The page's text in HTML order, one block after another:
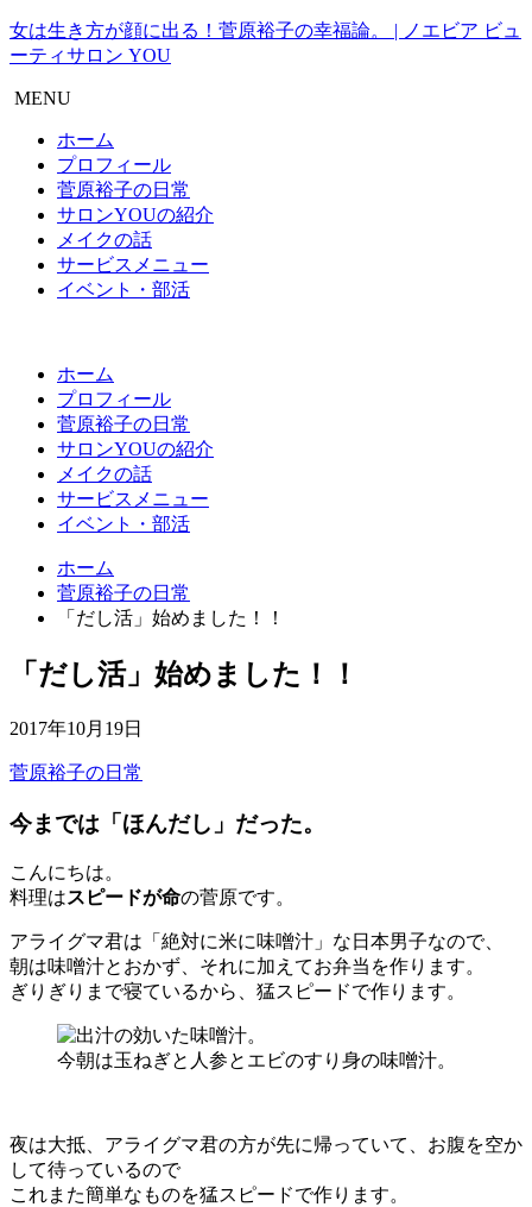
女は生き方が顔に出る！菅原裕子の幸福論。 | ノエビア ビュ
ーティサロン YOU
MENU
ホーム
プロフィール
菅原裕子の日常
サロンYOUの紹介
メイクの話
サービスメニュー
イベント・部活
ホーム
プロフィール
菅原裕子の日常
サロンYOUの紹介
メイクの話
サービスメニュー
イベント・部活
ホーム
菅原裕子の日常
「だし活」始めました！！
「だし活」始めました！！
2017年10月19日
菅原裕子の日常
今までは「ほんだし」だった。
こんにちは。
料理はスピードが命の菅原です。
アライグマ君は「絶対に米に味噌汁」な日本男子なので、
朝は味噌汁とおかず、それに加えてお弁当を作ります。
ぎりぎりまで寝ているから、猛スピードで作ります。
今朝は玉ねぎと人参とエビのすり身の味噌汁。
夜は大抵、アライグマ君の方が先に帰っていて、お腹を空か
して待っているので
これまた簡単なものを猛スピードで作ります。